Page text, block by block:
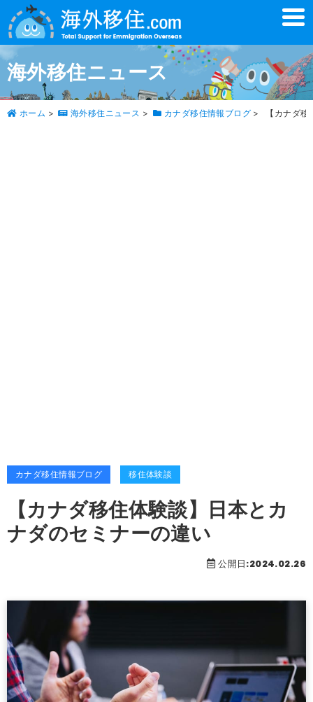
t
o
g
e
n
a
v
i
海外移住ニュース
ホーム > 海外移住ニュース > カナダ移住情報ブログ > 【カナダ
カナダ移住情報ブログ 移住体験談
【カナダ移住体験談】日本とカ
ナダのセミナーの違い
公開日:2024.02.26